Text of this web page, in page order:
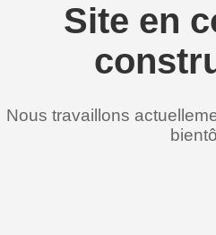
Site en
Nous travaillons